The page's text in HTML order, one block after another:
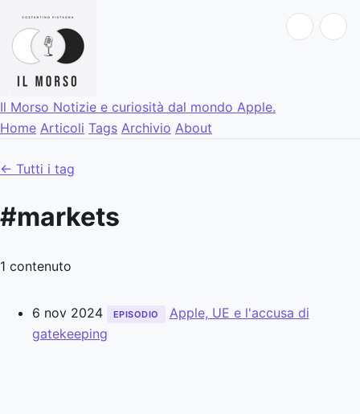
Il Morso Notizie e curiosità dal mondo Apple.
Home Articoli Tags Archivio About
← Tutti i tag
#markets
1 contenuto
6 nov 2024 EPISODIO
Apple, UE e l'accusa di
gatekeeping